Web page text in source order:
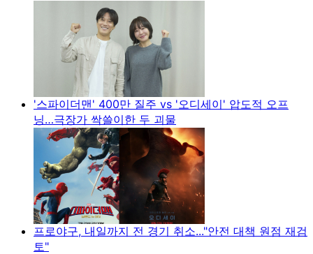
'스파이더맨' 400만 질주 vs '오디세이' 압도적 오프
닝…극장가 싹쓸이한 두 괴물
프로야구, 내일까지 전 경기 취소..."안전 대책 원점 재검
토"